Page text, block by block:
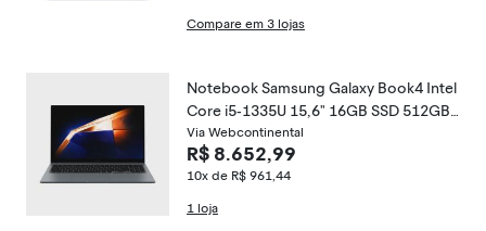
Compare em 3 lojas
Notebook Samsung Galaxy Book4 Intel
Core i5-1335U 15,6" 16GB SSD 512GB
Windows 11 NP750XGJ-KG2BR
Via Webcontinental
R$ 8.652,99
10x de R$ 961,44
1 loja